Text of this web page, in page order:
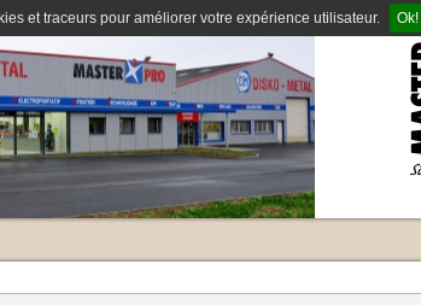
et traceurs pour améliorer votre expérience utilisateur. Ok!